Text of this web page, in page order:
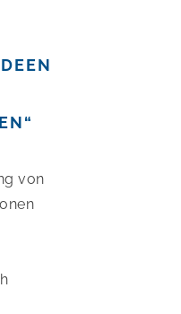
–
von